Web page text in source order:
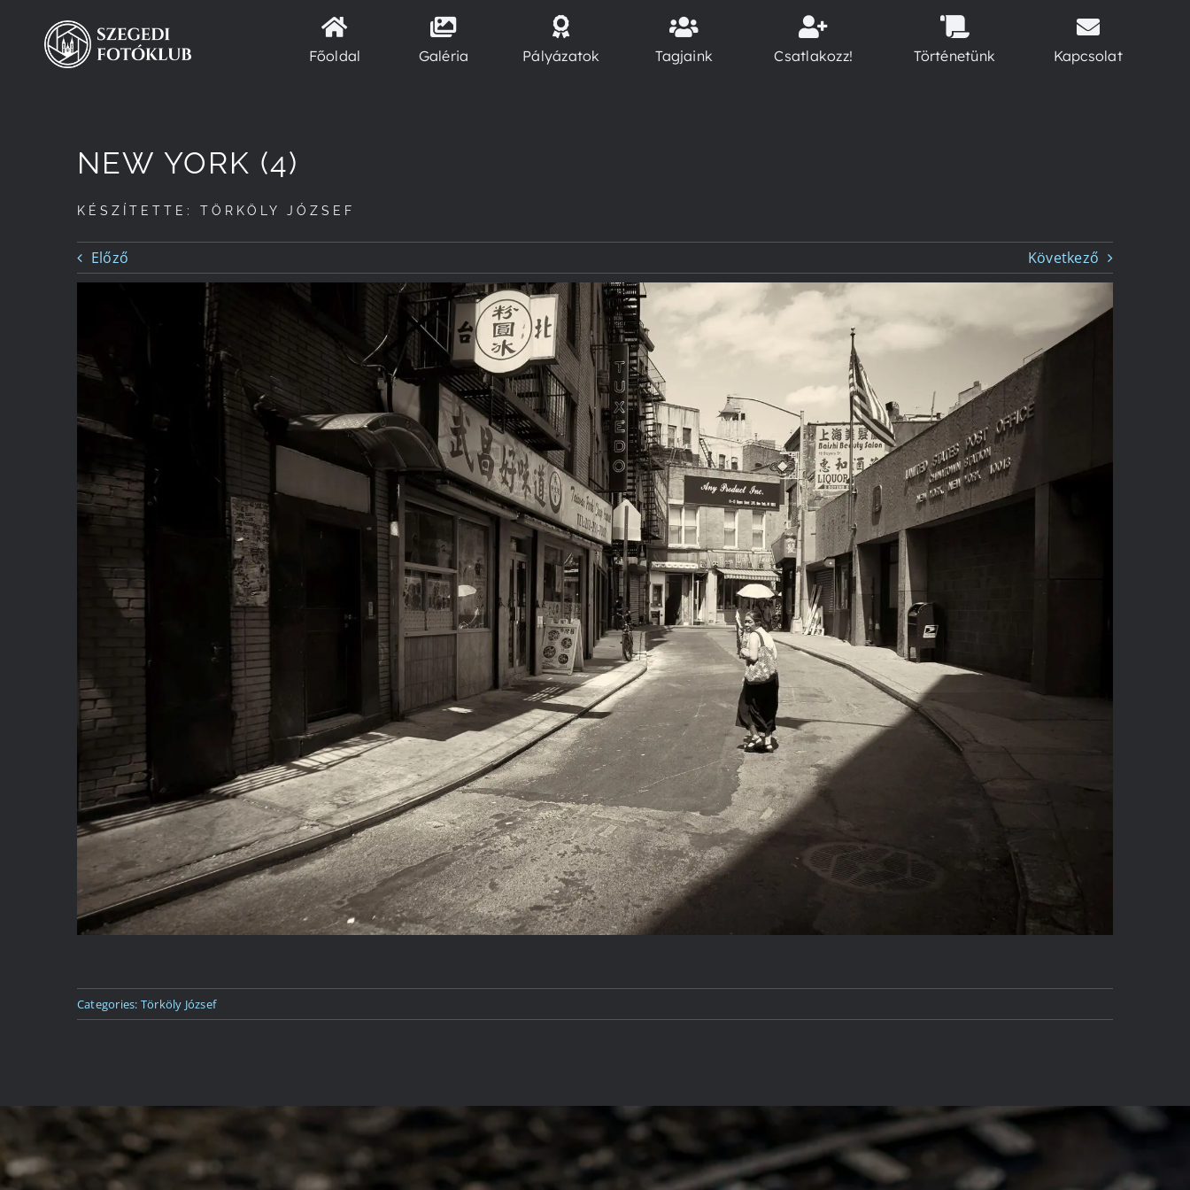
Kihagyás
Főoldal Galéria Pályázatok Tagjaink Csatlakozz! Történetünk Kapcsolat
NEW YORK (4)
KÉSZÍTETTE: TÖRKÖLY JÓZSEF
Előző Következő
Categories: Törköly József